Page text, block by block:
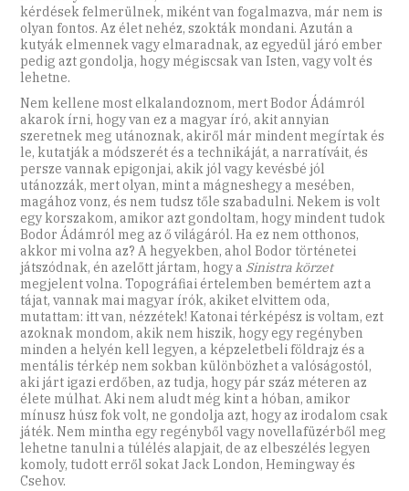
kérdések felmerülnek, miként van fogalmazva, már nem is
olyan fontos. Az élet nehéz, szokták mondani. Azután a
kutyák elmennek vagy elmaradnak, az egyedül járó ember
pedig azt gondolja, hogy mégiscsak van Isten, vagy volt és
lehetne.
Nem kellene most elkalandoznom, mert Bodor Ádámról
akarok írni, hogy van ez a magyar író, akit annyian
szeretnek meg utánoznak, akiről már mindent megírtak és
le, kutatják a módszerét és a technikáját, a narratíváit, és
persze vannak epigonjai, akik jól vagy kevésbé jól
utánozzák, mert olyan, mint a mágneshegy a mesében,
magához vonz, és nem tudsz tőle szabadulni. Nekem is volt
egy korszakom, amikor azt gondoltam, hogy mindent tudok
Bodor Ádámról meg az ő világáról. Ha ez nem otthonos,
akkor mi volna az? A hegyekben, ahol Bodor történetei
játszódnak, én azelőtt jártam, hogy a Sinistra körzet
megjelent volna. Topográfiai értelemben bemértem azt a
tájat, vannak mai magyar írók, akiket elvittem oda,
mutattam: itt van, nézzétek! Katonai térképész is voltam, ezt
azoknak mondom, akik nem hiszik, hogy egy regényben
minden a helyén kell legyen, a képzeletbeli földrajz és a
mentális térkép nem sokban különbözhet a valóságostól,
aki járt igazi erdőben, az tudja, hogy pár száz méteren az
élete múlhat. Aki nem aludt még kint a hóban, amikor
mínusz húsz fok volt, ne gondolja azt, hogy az irodalom csak
játék. Nem mintha egy regényből vagy novellafüzérből meg
lehetne tanulni a túlélés alapjait, de az elbeszélés legyen
komoly, tudott erről sokat Jack London, Hemingway és
Csehov.